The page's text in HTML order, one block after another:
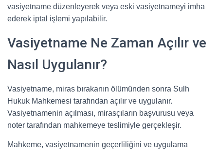
vasiyetname düzenleyerek veya eski vasiyetnameyi imha
ederek iptal işlemi yapılabilir.
Vasiyetname Ne Zaman Açılır ve
Nasıl Uygulanır?
Vasiyetname, miras bırakanın ölümünden sonra Sulh
Hukuk Mahkemesi tarafından açılır ve uygulanır.
Vasiyetnamenin açılması, mirasçıların başvurusu veya
noter tarafından mahkemeye teslimiyle gerçekleşir.
Mahkeme, vasiyetnamenin geçerliliğini ve uygulama